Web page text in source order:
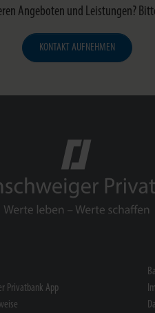
Angeboten und Leistungen?
KONTAKT AUFNEHMEN
Privatbank App